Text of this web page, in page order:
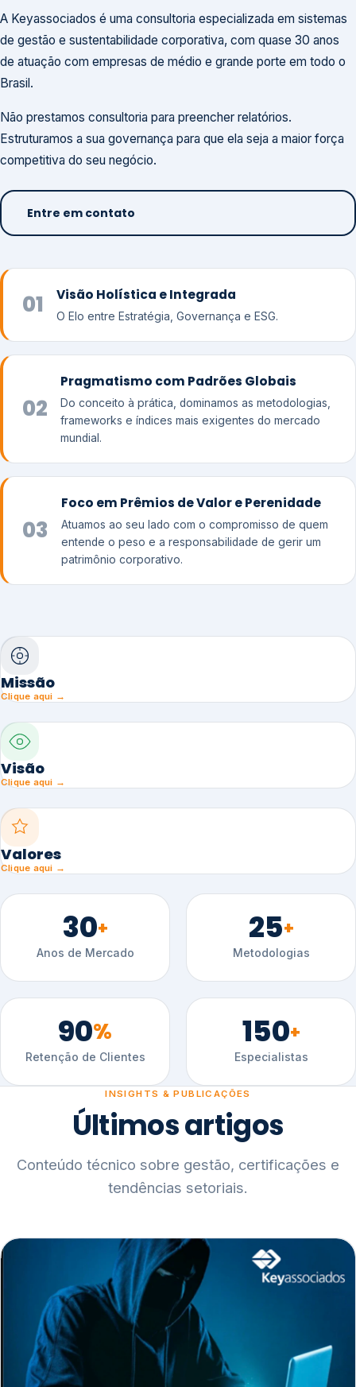
A Keyassociados é uma consultoria especializada em sistemas
de gestão e sustentabilidade corporativa, com quase 30 anos
de atuação com empresas de médio e grande porte em todo o
Brasil.
Não prestamos consultoria para preencher relatórios.
Estruturamos a sua governança para que ela seja a maior força
competitiva do seu negócio.
Entre em contato
01 Visão Holística e Integrada
O Elo entre Estratégia, Governança e ESG.
02
Pragmatismo com Padrões Globais
Do conceito à prática, dominamos as metodologias,
frameworks e índices mais exigentes do mercado
mundial.
03
Foco em Prêmios de Valor e Perenidade
Atuamos ao seu lado com o compromisso de quem
entende o peso e a responsabilidade de gerir um
patrimônio corporativo.
Missão
Clique aqui →
Visão
Clique aqui →
Valores
Clique aqui →
30+
Anos de Mercado
25+
Metodologias
90%
Retenção de Clientes
150+
Especialistas
INSIGHTS & PUBLICAÇÕES
Últimos artigos
Conteúdo técnico sobre gestão, certificações e
tendências setoriais.